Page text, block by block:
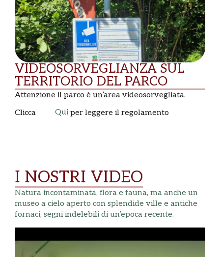
VIDEOSORVEGLIANZA SUL
TERRITORIO DEL PARCO
Attenzione il parco è un’area videosorvegliata.
Clicca
Qui per leggere il regolamento
I NOSTRI VIDEO
Natura incontaminata, flora e fauna, ma anche un
museo a cielo aperto con splendide ville e antiche
fornaci, segni indelebili di un’epoca recente.